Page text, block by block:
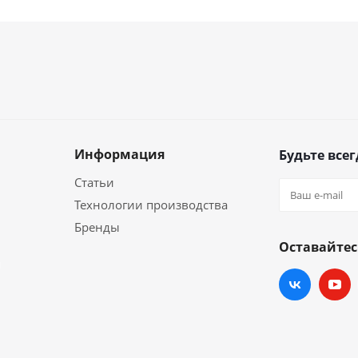
Информация
Статьи
Технологии производства
Бренды
Будьте